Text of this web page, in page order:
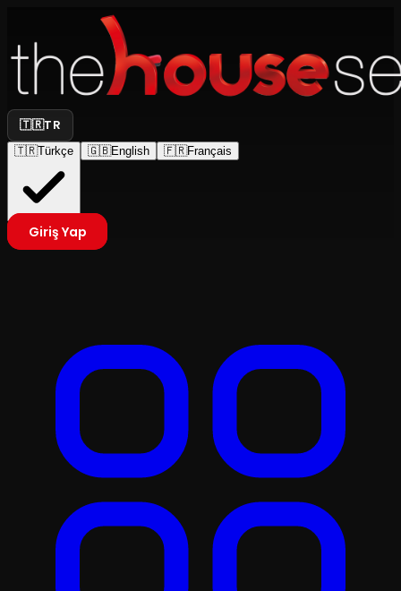
🇹🇷TR
🇹🇷Türkçe 🇬🇧English 🇫🇷Français
Giriş Yap